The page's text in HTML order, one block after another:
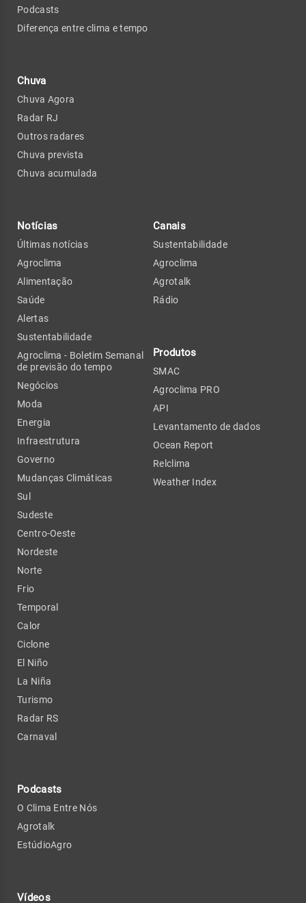
Podcasts
Diferença entre clima e tempo
Chuva
Chuva Agora
Radar RJ
Outros radares
Chuva prevista
Chuva acumulada
Notícias
Últimas notícias
Agroclima
Alimentação
Saúde
Alertas
Sustentabilidade
Agroclima - Boletim Semanal
de previsão do tempo
Negócios
Moda
Energia
Infraestrutura
Governo
Mudanças Climáticas
Sul
Sudeste
Centro-Oeste
Nordeste
Norte
Frio
Temporal
Calor
Ciclone
El Niño
La Niña
Turismo
Radar RS
Carnaval
Podcasts
O Clima Entre Nós
Agrotalk
EstúdioAgro
Vídeos
Canais
Sustentabilidade
Agroclima
Agrotalk
Rádio
Produtos
SMAC
Agroclima PRO
API
Levantamento de dados
Ocean Report
Relclima
Weather Index